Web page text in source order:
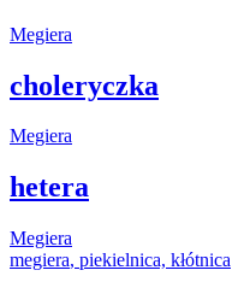
Megiera
choleryczka
Megiera
hetera
Megiera
megiera, piekielnica, kłótnica